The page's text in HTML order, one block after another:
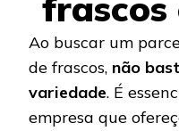
Ao buscar um
de frascos, não
variedade. É
empresa que